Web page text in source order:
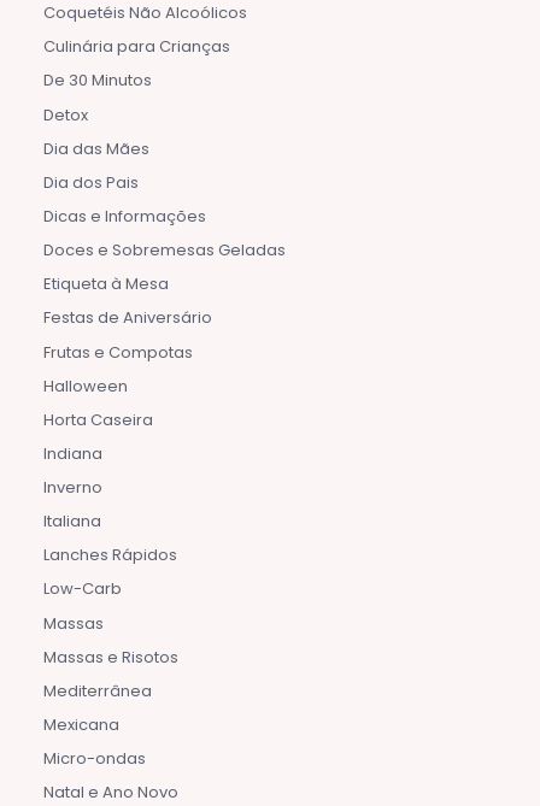
Coquetéis Não Alcoólicos
Culinária para Crianças
De 30 Minutos
Detox
Dia das Mães
Dia dos Pais
Dicas e Informações
Doces e Sobremesas Geladas
Etiqueta à Mesa
Festas de Aniversário
Frutas e Compotas
Halloween
Horta Caseira
Indiana
Inverno
Italiana
Lanches Rápidos
Low-Carb
Massas
Massas e Risotos
Mediterrânea
Mexicana
Micro-ondas
Natal e Ano Novo